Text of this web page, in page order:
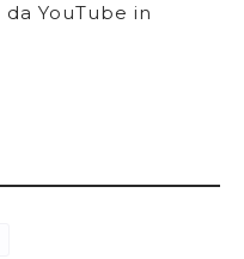
YouTube in